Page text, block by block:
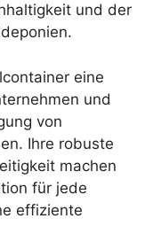
und der
eine
und
von
Ihre robuste
machen
für jede
effiziente